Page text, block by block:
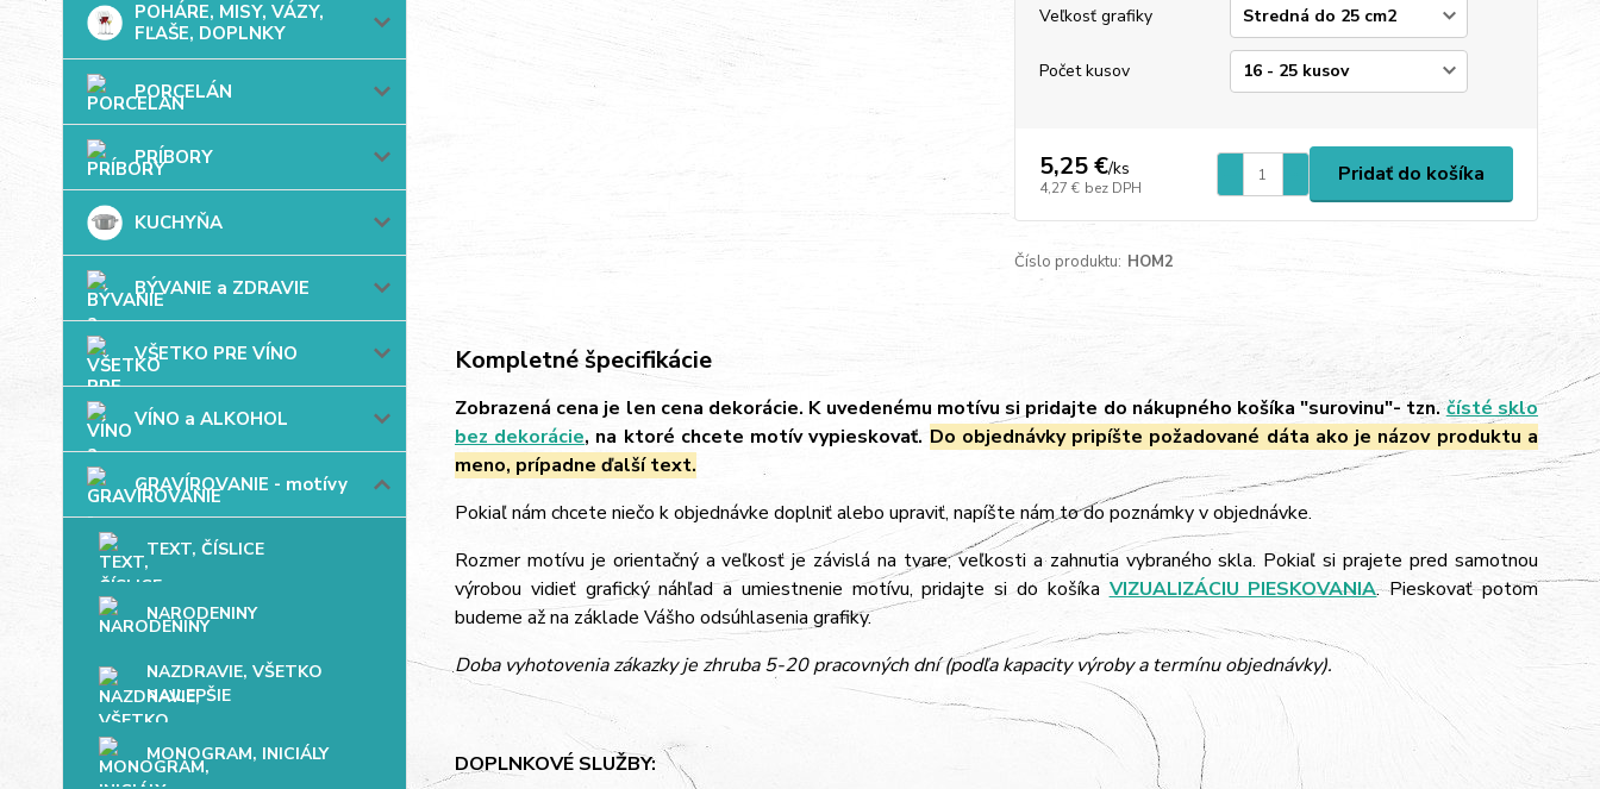
POHÁRE, MISY, VÁZY,
FĽAŠE, DOPLNKY
PORCELÁN
PRÍBORY
KUCHYŇA
BÝVANIE a ZDRAVIE
VŠETKO PRE VÍNO
VÍNO a ALKOHOL
GRAVÍROVANIE - motívy
TEXT, ČÍSLICE
NARODENINY
NAZDRAVIE, VŠETKO
NAJLEPŠIE
MONOGRAM, INICIÁLY
Veľkosť grafiky
Počet kusov
5,25 €/ks
4,27 € bez DPH
Pridať do košíka
Číslo produktu: HOM2
Kompletné špecifikácie
Zobrazená cena je len cena dekorácie. K uvedenému motívu si pridajte do nákupného košíka "surovinu"- tzn.čísté sklo
bez dekorácie, na ktoré chcete motív vypieskovať. Do objednávky pripíšte požadované dáta ako je názov produktu a
meno, prípadne ďalší text.
Pokiaľ nám chcete niečo k objednávke doplniť alebo upraviť, napíšte nám to do poznámky v objednávke.
Rozmer motívu je orientačný a veľkosť je závislá na tvare, veľkosti a zahnutia vybraného skla. Pokiaľ si prajete pred samotnou
výrobou vidieť grafický náhľad a umiestnenie motívu, pridajte si do košíka VIZUALIZÁCIU PIESKOVANIA. Pieskovať potom
budeme až na základe Vášho odsúhlasenia grafiky.
Doba vyhotovenia zákazky je zhruba 5-20 pracovných dní (podľa kapacity výroby a termínu objednávky).
DOPLNKOVÉ SLUŽBY: